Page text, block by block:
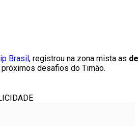
Brasil , registrou na zona mista as
desafios do Timão.